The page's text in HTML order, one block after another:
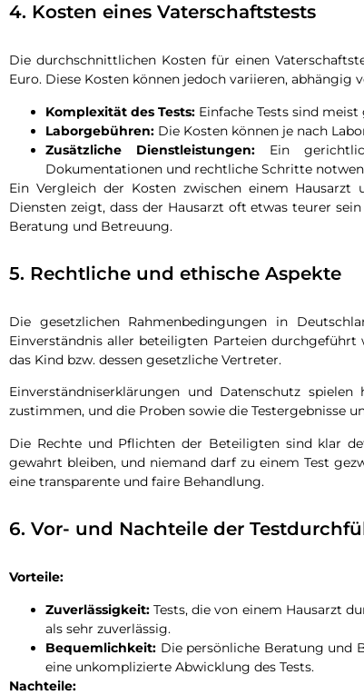
4. Kosten eines Vaterschaftstests
Die durchschnittlichen Kosten für einen
Euro. Diese Kosten können jedoch variieren, abhängig
Komplexität des Tests: Einfache Tests sind
Laborgebühren: Die Kosten können je nach
Zusätzliche Dienstleistungen: Ein
Dokumentationen und rechtliche Schritte
Ein Vergleich der Kosten zwischen einem
Diensten zeigt, dass der Hausarzt oft etwas teurer
Beratung und Betreuung.
5. Rechtliche und ethische Aspekte
Die gesetzlichen Rahmenbedingungen in
Einverständnis aller beteiligten Parteien
das Kind bzw. dessen gesetzliche Vertreter.
Einverständniserklärungen und Datenschutz
zustimmen, und die Proben sowie die Testergebnisse
Die Rechte und Pflichten der Beteiligten sind klar
gewahrt bleiben, und niemand darf zu einem Test
eine transparente und faire Behandlung.
6. Vor- und Nachteile der
Vorteile:
Zuverlässigkeit: Tests, die von einem Hausarzt
als sehr zuverlässig.
Bequemlichkeit: Die persönliche Beratung und
eine unkomplizierte Abwicklung des Tests.
Nachteile: